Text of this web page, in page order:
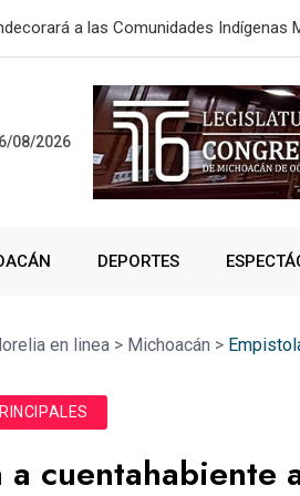
será libre de peaje; ahorrarán 40
08/2026
DEPORTES
en linea > Michoacán >
a